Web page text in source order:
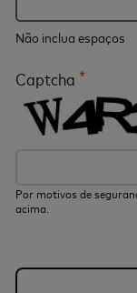
Não inclua espaços
Captcha *
Por motivos de
acima.